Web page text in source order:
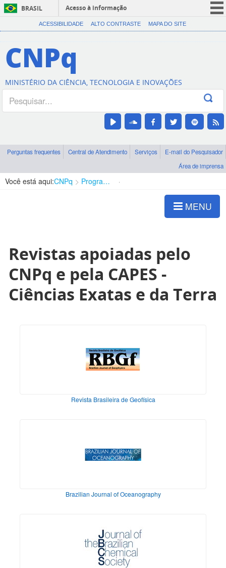
BRASIL
Acesso à informação
CORONAVÍRUS (COVID-19)
Canais
ACESSIBILIDADE ALTO CONTRASTE MAPA DO SITE
CNPq
MINISTÉRIO DA CIÊNCIA, TECNOLOGIA E INOVAÇÕES
Perguntas frequentes Central de Atendimento Serviços
E-mail do Pesquisador
Área de imprensa
Você está aqui:CNPq Programa Editorial
MENU
Revistas apoiadas pelo
CNPq e pela CAPES -
Ciências Exatas e da Terra
Revista Brasileira de Geofísica
Brazilian Journal of Oceanography